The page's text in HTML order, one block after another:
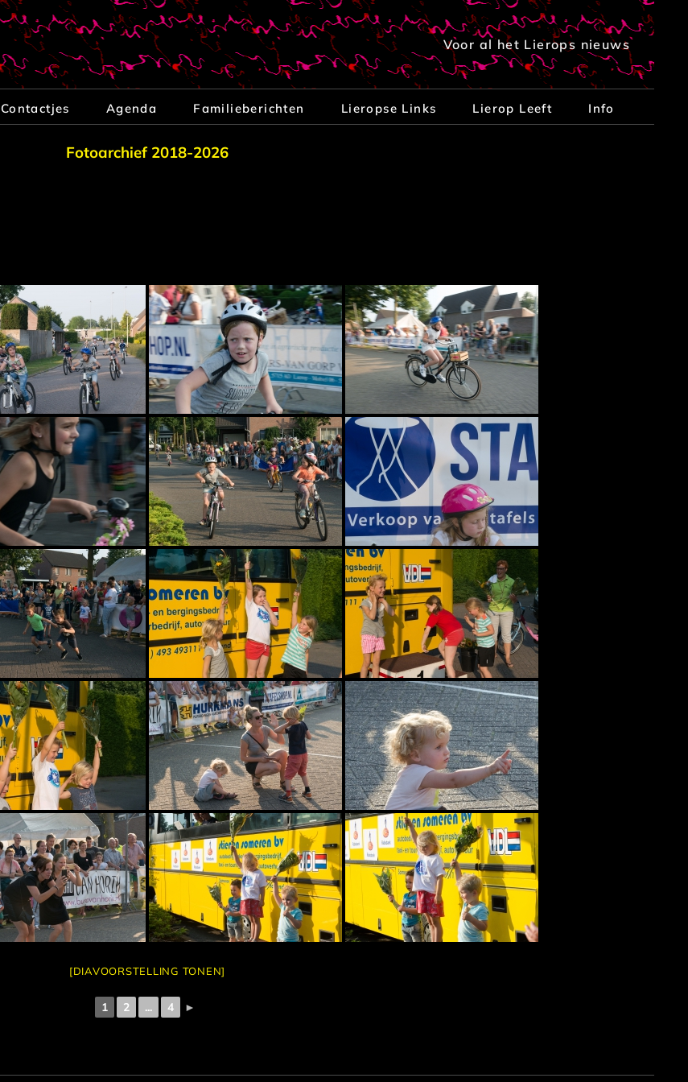
Voor al het Lierops nieuws
Contactjes Agenda Familieberichten Lieropse Links Lierop Leeft Info
Fotoarchief 2018-2026
[DIAVOORSTELLING TONEN]
1 2 ... 4 ►